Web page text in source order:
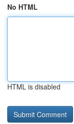
No HTML
HTML is disabled